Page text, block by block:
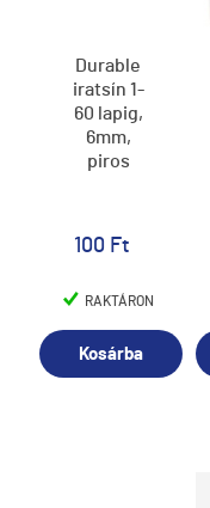
Durable
iratsín 1-
60 lapig,
6mm,
piros
100 Ft
RAKTÁRON
Kosárba